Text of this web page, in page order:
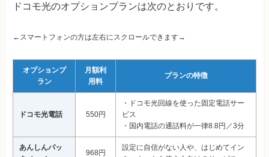
ドコモ光のオプションプランは次のとおりです。
←スマートフォンの方は左右にスクロールできます→
オプションプ
ラン
月額利
用料
プランの特徴
ドコモ光電話 550円
・ドコモ光回線を使った固定電話サー
ビス
・国内電話の通話料が一律8.8円／3分
あんしんパッ
968円
設定に自信がない人や、はじめてイン